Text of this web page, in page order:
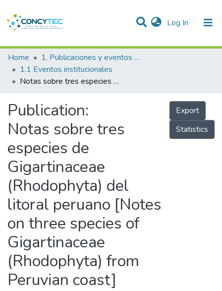
Log In (current)
Communities & Collections
Research Outputs
People
Statistics
Home
1. Publicaciones y eventos institucionales
1.1 Eventos institucionales
Notas sobre tres especies de Gigartinaceae (Rhodophyta) del litoral peruano [Notes on three species of Gigartinaceae (Rhodophyta) from Peruvian coast]
Publication:
Notas sobre tres
especies de
Gigartinaceae
(Rhodophyta) del
litoral peruano [Notes
on three species of
Gigartinaceae
(Rhodophyta) from
Peruvian coast]
Export
Statistics